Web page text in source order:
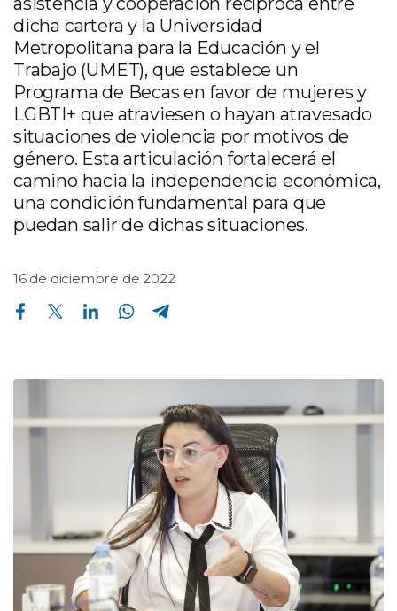
dicha cartera y la Universidad
Metropolitana para la Educación y el
Trabajo (UMET), que establece un
Programa de Becas en favor de mujeres y
LGBTI+ que atraviesen o hayan atravesado
situaciones de violencia por motivos de
género. Esta articulación fortalecerá el
camino hacia la independencia económica,
una condición fundamental para que
puedan salir de dichas situaciones.
16 de diciembre de 2022
Compartir en Facebook Compartir en Twitter Compartir en Linkedin Compartir en Whatsapp